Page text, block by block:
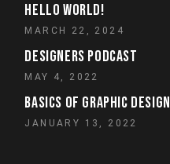
HELLO WORLD!
MARCH 22, 2024
DESIGNERS PODCAST
MAY 4, 2022
BASICS OF GRAPHIC DESIGN
JANUARY 13, 2022